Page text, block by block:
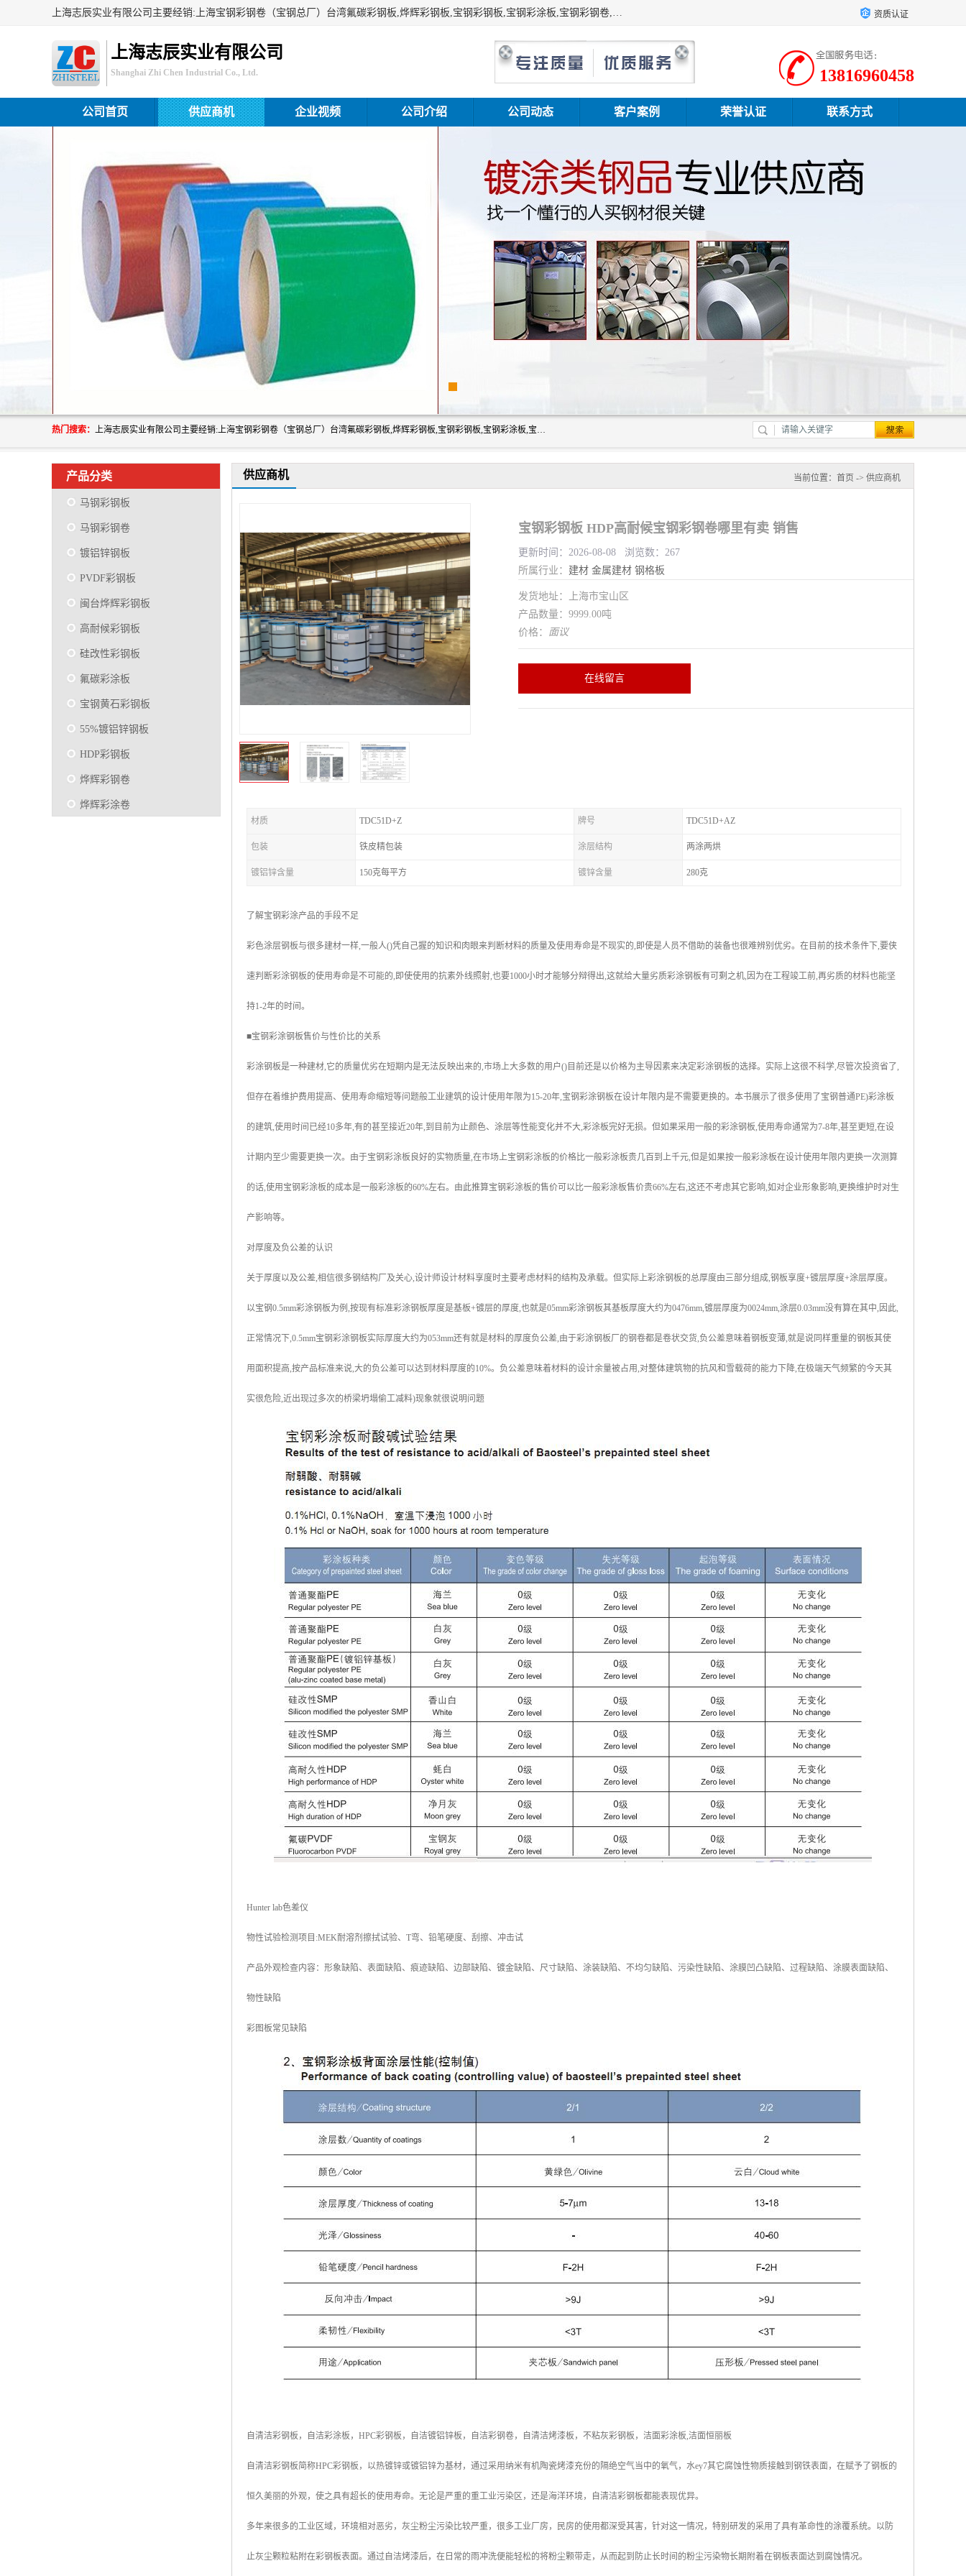
上海志辰实业有限公司主要经销:上海宝钢彩钢卷（宝钢总厂）台湾氟碳彩钢板,烨辉彩钢板,宝钢彩钢板,宝钢彩涂板,宝钢彩钢卷,马钢彩钢板,马钢彩钢卷,镀铝锌钢板,PVDF彩钢板,台湾烨辉彩钢板,高耐候彩钢板,硅改性彩钢板,规格齐全。 资质认证
上海志辰实业有限公司
Shanghai Zhi Chen Industrial Co., Ltd. 13816960458
公司首页 供应商机 企业视频 公司介绍 公司动态 客户案例 荣誉认证 联系方式
热门搜索： 上海志辰实业有限公司主要经销:上海宝钢彩钢卷（宝钢总厂）台湾氟碳彩钢板,烨辉彩钢板,宝钢彩钢板,宝钢彩涂板,宝钢彩钢卷,马钢彩钢板,马钢彩钢卷,镀铝锌钢板,PVDF彩钢板,台湾烨辉彩钢板,高耐候彩钢板,硅改性彩钢板,规格齐全。
产品分类
马钢彩钢板
马钢彩钢卷
镀铝锌钢板
PVDF彩钢板
闽台烨辉彩钢板
高耐候彩钢板
硅改性彩钢板
氟碳彩涂板
宝钢黄石彩钢板
55%镀铝锌钢板
HDP彩钢板
烨辉彩钢卷
烨辉彩涂卷
供应商机 当前位置： 首页 -> 供应商机
宝钢彩钢板 HDP高耐候宝钢彩钢卷哪里有卖 销售
更新时间：2026-08-08 浏览数：267
所属行业： 建材 金属建材 钢格板
发货地址：上海市宝山区
产品数量：9999.00吨
价格： 面议
在线留言
材质 TDC51D+Z 牌号 TDC51D+AZ
包装 铁皮精包装 涂层结构 两涂两烘
镀铝锌含量 150克每平方 镀锌含量 280克
了解宝钢彩涂产品的手段不足
彩色涂层钢板与很多建材一样,一般人()凭自己握的知识和肉眼来判断材料的质量及使用寿命是不现实的,即使是人员不借助的装备也很难辨别优劣。在目前的技术条件下,要侠
速判断彩涂钢板的使用寿命是不可能的,即使使用的抗素外线照射,也要1000小时才能够分辩得出,这就给大量劣质彩涂钢板有可剩之机,因为在工程竣工前,再劣质的材料也能坚
持1-2年的时间。
■宝钢彩涂钢板售价与性价比的关系
彩涂钢板是一种建材,它的质量优劣在短期内是无法反映出来的,市场上大多数的用户()目前还是以价格为主导因素来决定彩涂钢板的选择。实际上这很不科学,尽管次投资省了,
但存在着维护费用提高、使用寿命缩短等问题般工业建筑的设计使用年限为15-20年,宝钢彩涂钢板在设计年限内是不需要更换的。本书展示了很多使用了宝钢普通PE)彩涂板
的建筑,使用时间已经10多年,有的甚至接近20年,到目前为止颜色、涂层等性能变化并不大,彩涂板完好无损。但如果采用一般的彩涂钢板,使用寿命通常为7-8年,甚至更短,在设
计期内至少需要更换一次。由于宝钢彩涂板良好的实物质量,在市场上宝钢彩涂板的价格比一般彩涂板贵几百到上千元,但是如果按一般彩涂板在设计使用年限内更换一次测算
的话,使用宝钢彩涂板的成本是一般彩涂板的60%左右。由此推算宝钢彩涂板的售价可以比一般彩涂板售价贵66%左右,这还不考虑其它影响,如对企业形象影响,更换维护时对生
产影响等。
对厚度及负公差的认识
关于厚度以及公差,相信很多钢结构厂及关心,设计师设计材料享度时主要考虑材料的结构及承载。但实际上彩涂钢板的总厚度由三部分组成,钢板享度+镀层厚度+涂层厚度。
以宝钢0.5mm彩涂钢板为例,按现有标准彩涂钢板厚度是基板+镀层的厚度,也就是05mm彩涂钢板其基板厚度大约为0476mm,镀层厚度为0024mm,涂层0.03mm没有算在其中,因此,
正常情况下,0.5mm宝钢彩涂钢板实际厚度大约为053mm还有就是材料的厚度负公差,由于彩涂钢板厂的钢卷都是卷状交货,负公差意味着钢板变薄,就是说同样重量的钢板其使
用面积提高,按产品标准来说,大的负公差可以达到材料厚度的10%。负公差意味着材料的设计余量被占用,对整体建筑物的抗风和雪载荷的能力下降,在极端天气频繁的今天其
实很危险,近出现过多次的桥梁坍塌偷工减料)现象就很说明问题
Hunter lab色差仪
物性试验检测项目:MEK耐溶剂擦拭试验、T弯、铅笔硬度、刮擦、冲击试
产品外观检查内容：形象缺陷、表面缺陷、痕迹缺陷、边部缺陷、镀金缺陷、尺寸缺陷、涂装缺陷、不均匀缺陷、污染性缺陷、涂膜凹凸缺陷、过程缺陷、涂膜表面缺陷、
物性缺陷
彩图板常见缺陷
自清洁彩钢板，自洁彩涂板，HPC彩钢板，自洁镀铝锌板，自洁彩钢卷，自清洁烤漆板，不粘灰彩钢板，洁面彩涂板,洁面恒丽板
自清洁彩钢板简称HPC彩钢板，以热镀锌或镀铝锌为基材，通过采用纳米有机陶瓷烤漆充份的隔绝空气当中的氧气，水ey7其它腐蚀性物质接触到钢铁表面，在赋予了钢板的
恒久美丽的外观，使之具有超长的使用寿命。无论是严重的重工业污染区，还是海洋环境，自清洁彩钢板都能表现优异。
多年来很多的工业区域，环境相对恶劣，灰尘粉尘污染比较严重，很多工业厂房，民房的使用都深受其害，针对这一情况，特别研发的采用了具有革命性的涂覆系统。以防
止灰尘颗粒粘附在彩钢板表面。通过自洁烤漆后，在日常的雨冲洗便能轻松的将粉尘颗带走，从而起到防止长时间的粉尘污染物长期附着在钢板表面达到腐蚀情况。